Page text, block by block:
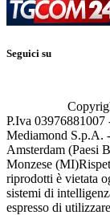
Seguici su
P.Iva
Mediamond S.p.A.
Amsterdam (Paesi
Monzese (MI)
riprodotti è vietata
sistemi di
espresso di